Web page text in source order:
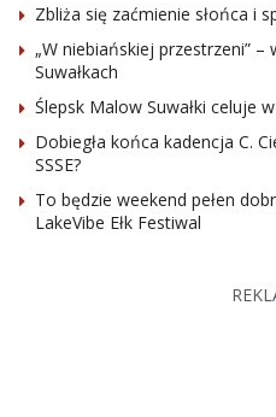
Zbliża się zaćmienie słońca i
„W niebiańskiej przestrzeni”
Suwałkach
Ślepsk Malow Suwałki celuje
Dobiegła końca kadencja C.
SSSE?
To będzie weekend pełen
LakeVibe Ełk Festiwal